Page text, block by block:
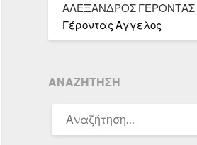
ΑΛΕΞΑΝΔΡΟΣ ΓΕΡΟΝΤΑΣ
Γέροντας Αγγελος
ΑΝΑΖΉΤΗΣΗ
ΓΙΑ: